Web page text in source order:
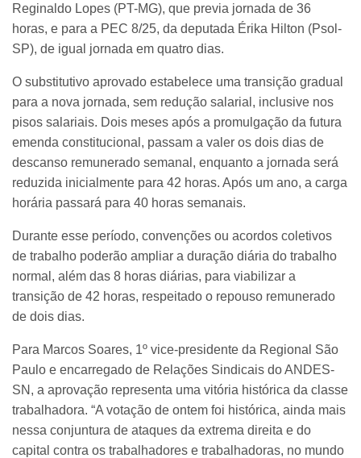
Reginaldo Lopes (PT-MG), que previa jornada de 36
horas, e para a PEC 8/25, da deputada Érika Hilton (Psol-
SP), de igual jornada em quatro dias.
O substitutivo aprovado estabelece uma transição gradual
para a nova jornada, sem redução salarial, inclusive nos
pisos salariais. Dois meses após a promulgação da futura
emenda constitucional, passam a valer os dois dias de
descanso remunerado semanal, enquanto a jornada será
reduzida inicialmente para 42 horas. Após um ano, a carga
horária passará para 40 horas semanais.
Durante esse período, convenções ou acordos coletivos
de trabalho poderão ampliar a duração diária do trabalho
normal, além das 8 horas diárias, para viabilizar a
transição de 42 horas, respeitado o repouso remunerado
de dois dias.
Para Marcos Soares, 1º vice-presidente da Regional São
Paulo e encarregado de Relações Sindicais do ANDES-
SN, a aprovação representa uma vitória histórica da classe
trabalhadora. “A votação de ontem foi histórica, ainda mais
nessa conjuntura de ataques da extrema direita e do
capital contra os trabalhadores e trabalhadoras, no mundo